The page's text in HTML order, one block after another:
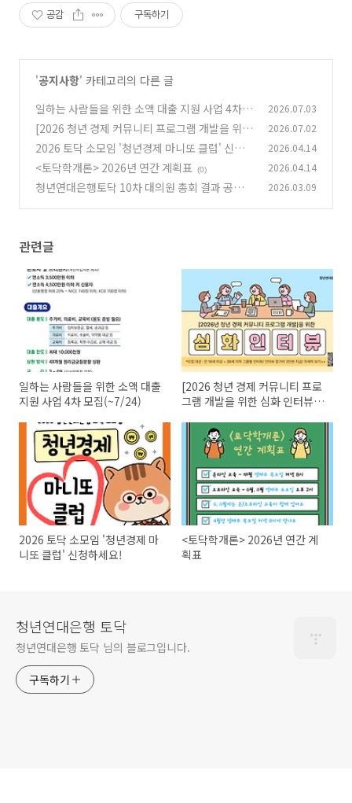
공감 구독하기
'공지사항' 카테고리의 다른 글
일하는 사람들을 위한 소액 대출 지원 사업 4차
모집(~7/24) (0)
2026.07.03
[2026 청년 경제 커뮤니티 프로그램 개발을 위한
심화 인터뷰] 참가자 모집 (0)
2026.07.02
2026 토닥 소모임 '청년경제 마니또 클럽' 신청
하세요! (0)
2026.04.14
<토닥학개론> 2026년 연간 계획표 (0) 2026.04.14
청년연대은행토닥 10차 대의원 총회 결과 공유 2026.03.09
관련글
일하는 사람들을 위한 소액 대출
지원 사업 4차 모집(~7/24)
[2026 청년 경제 커뮤니티 프로
그램 개발을 위한 심화 인터뷰]
2026 토닥 소모임 '청년경제 마
니또 클럽' 신청하세요!
<토닥학개론> 2026년 연간 계
획표
청년연대은행 토닥
청년연대은행 토닥 님의 블로그입니다.
구독하기